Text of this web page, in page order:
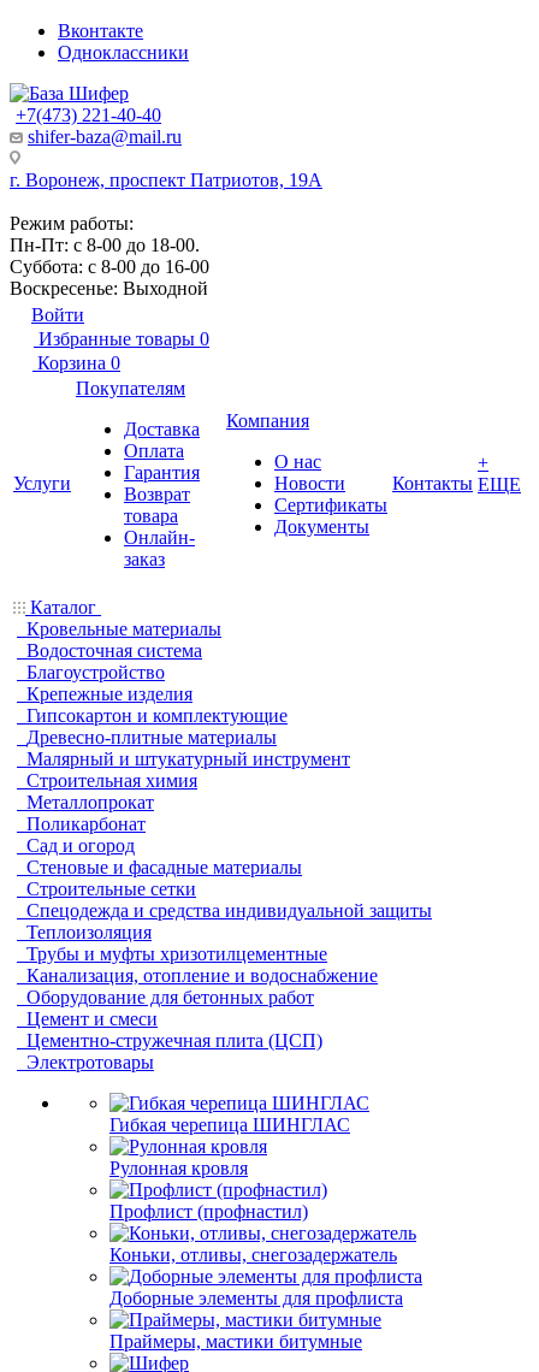
Вконтакте
Одноклассники
+7(473) 221-40-40
shifer-baza@mail.ru
г. Воронеж, проспект Патриотов, 19А
Режим работы:
Пн-Пт: с 8-00 до 18-00.
Суббота: с 8-00 до 16-00
Воскресенье: Выходной
Войти
Избранные товары 0
Корзина 0
Услуги
Покупателям
Доставка
Оплата
Гарантия
Возврат
товара
Онлайн-
заказ
Компания
О нас
Новости
Сертификаты
Документы
Контакты
+
ЕЩЕ
Каталог
Кровельные материалы
Водосточная система
Благоустройство
Крепежные изделия
Гипсокартон и комплектующие
Древесно-плитные материалы
Малярный и штукатурный инструмент
Строительная химия
Металлопрокат
Поликарбонат
Сад и огород
Стеновые и фасадные материалы
Строительные сетки
Спецодежда и средства индивидуальной защиты
Теплоизоляция
Трубы и муфты хризотилцементные
Канализация, отопление и водоснабжение
Оборудование для бетонных работ
Цемент и смеси
Цементно-стружечная плита (ЦСП)
Электротовары
Гибкая черепица ШИНГЛАС
Рулонная кровля
Профлист (профнастил)
Коньки, отливы, снегозадержатель
Доборные элементы для профлиста
Праймеры, мастики битумные